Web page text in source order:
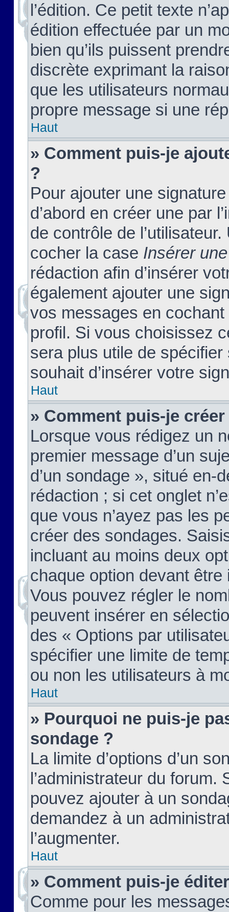
l’édition. Ce petit texte
édition effectuée par un
bien qu’ils puissent
discrète exprimant la
que les utilisateurs
propre message si une
Haut
» Comment puis-je
?
Pour ajouter une
d’abord en créer une par
de contrôle de
cocher la case Insérer
rédaction afin d’insérer
également ajouter une
vos messages en
profil. Si vous choisissez
sera plus utile de
souhait d’insérer votre
Haut
» Comment puis-je
Lorsque vous rédigez un
premier message d’un
d’un sondage », situé en-
rédaction ; si cet onglet
que vous n’ayez pas les
créer des sondages.
incluant au moins deux
chaque option devant
Vous pouvez régler le
peuvent insérer en
des « Options par
spécifier une limite de
ou non les utilisateurs à
Haut
» Pourquoi ne puis-je
sondage ?
La limite d’options d’un
l’administrateur du forum.
pouvez ajouter à un
demandez à un
l’augmenter.
Haut
» Comment puis-je
Comme pour les